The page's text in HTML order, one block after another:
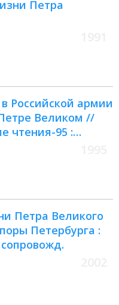
Петра
Российской армии
Великом //
чтения-95 :
конф., 22-26
Петра Великого
Петербурга :